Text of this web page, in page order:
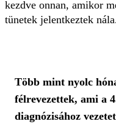
kezdve onnan, amikor
tünetek jelentkeztek
Több mint nyolc
félrevezettek, ami a
diagnózisához